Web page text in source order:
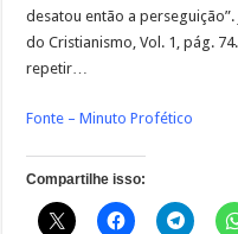
desatou então a
do Cristianismo, Vol. 1, pág.
repetir…
Fonte – Minuto Profético
Compartilhe isso: